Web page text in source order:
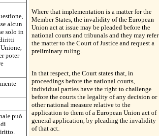
alcun
solo in
poter
può
di
Where that implementation is a matter for the
Member States, the invalidity of the European
Union act at issue may be pleaded before the
national courts and tribunals and they may refer
the matter to the Court of Justice and request a
preliminary ruling.
In that respect, the Court states that, in
proceedings before the national courts,
individual parties have the right to challenge
before the courts the legality of any decision or
other national measure relative to the
application to them of a European Union act of
general application, by pleading the invalidity
of that act.